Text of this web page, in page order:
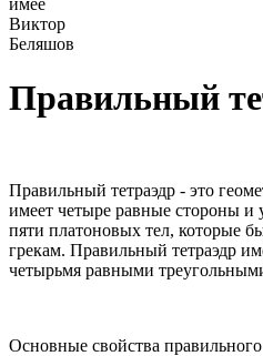
Виктор
Беляшов
Правильный
Правильный тетраэдр - это
имеет четыре равные стороны и
пяти платоновых тел, которые
грекам. Правильный тетраэдр
четырьмя равными
Основные свойства правильного